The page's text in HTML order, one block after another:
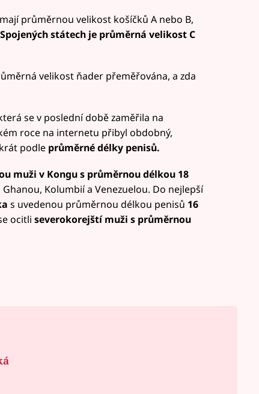
průměrnou velikost košíčků A nebo B,
státech je průměrná velikost C
velikost ňader přeměřována, a zda
se v poslední době zaměřila na
roce na internetu přibyl obdobný,
podle průměrné délky penisů.
muži v Kongu s průměrnou délkou 18
Kolumbií a Venezuelou. Do nejlepší
s uvedenou průměrnou délkou penisů 16
ocitli severokorejští muži s průměrnou